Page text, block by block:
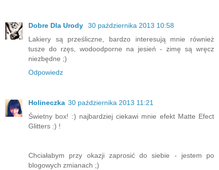
Dobre Dla Urody
30 października 2013 10:58
Lakiery są prześliczne, bardzo interesują mnie również
tusze do rzęs, wodoodporne na jesień - zimę są wręcz
niezbędne ;)
Odpowiedz
Holineczka 30 października 2013 11:21
Świetny box! :) najbardziej ciekawi mnie efekt Matte Efect
Glitters :) !
Chciałabym przy okazji zaprosić do siebie - jestem po
blogowych zmianach ;)